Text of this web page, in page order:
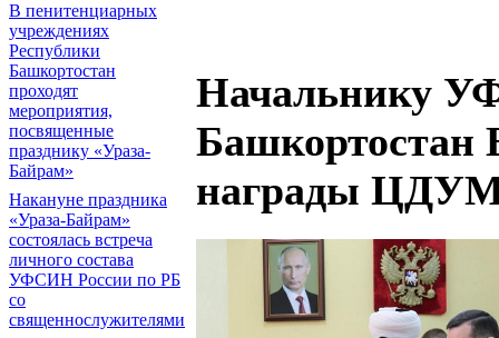
В пенитенциарных
учреждениях
Республики
Башкортостан
проходят
мероприятия,
посвященные
празднику «Ураза-
Байрам»
Накануне праздника
«Ураза-Байрам»
состоялась встреча
личного состава
УФСИН России по РБ
со
священнослужителями
Начальнику
Башкортостан
награды ЦДУМ